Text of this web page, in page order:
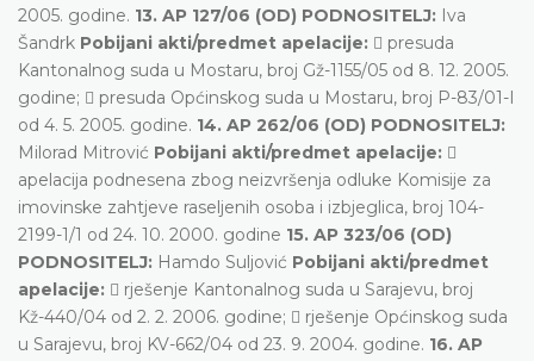
2005. godine. 13. AP 127/06 (OD) PODNOSITELJ: Iva
Šandrk Pobijani akti/predmet apelacije:  presuda
Kantonalnog suda u Mostaru, broj Gž-1155/05 od 8. 12. 2005.
godine;  presuda Općinskog suda u Mostaru, broj P-83/01-I
od 4. 5. 2005. godine. 14. AP 262/06 (OD) PODNOSITELJ:
Milorad Mitrović Pobijani akti/predmet apelacije: 
apelacija podnesena zbog neizvršenja odluke Komisije za
imovinske zahtjeve raseljenih osoba i izbjeglica, broj 104-
2199-1/1 od 24. 10. 2000. godine 15. AP 323/06 (OD)
PODNOSITELJ: Hamdo Suljović Pobijani akti/predmet
apelacije:  rješenje Kantonalnog suda u Sarajevu, broj
Kž-440/04 od 2. 2. 2006. godine;  rješenje Općinskog suda
u Sarajevu, broj KV-662/04 od 23. 9. 2004. godine. 16. AP